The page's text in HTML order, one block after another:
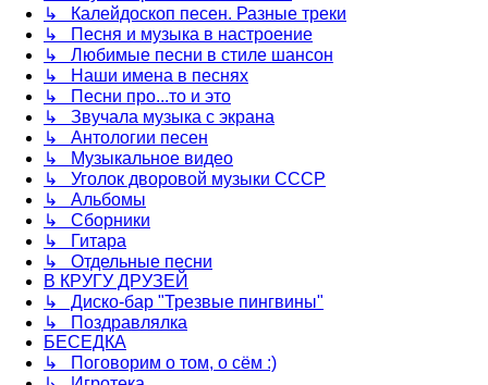
↳ Калейдоскоп песен. Разные треки
↳ Песня и музыка в настроение
↳ Любимые песни в стиле шансон
↳ Наши имена в песнях
↳ Песни про...то и это
↳ Звучала музыка с экрана
↳ Антологии песен
↳ Музыкальное видео
↳ Уголок дворовой музыки СССР
↳ Альбомы
↳ Сборники
↳ Гитара
↳ Отдельные песни
В КРУГУ ДРУЗЕЙ
↳ Диско-бар "Трезвые пингвины"
↳ Поздравлялка
БЕСЕДКА
↳ Поговорим о том, о сём :)